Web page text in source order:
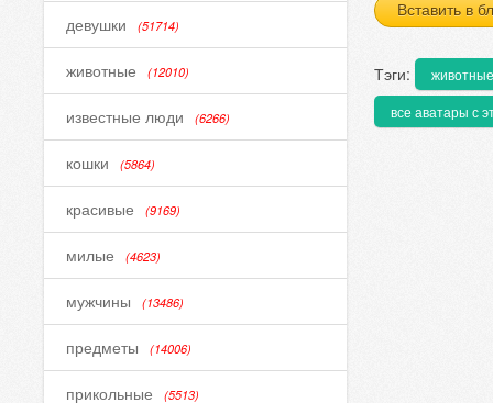
девушки (51714)
животные (12010)
известные люди (6266)
кошки (5864)
красивые (9169)
милые (4623)
мужчины (13486)
предметы (14006)
прикольные (5513)
Вставить в
Тэги:
животные
все аватары с